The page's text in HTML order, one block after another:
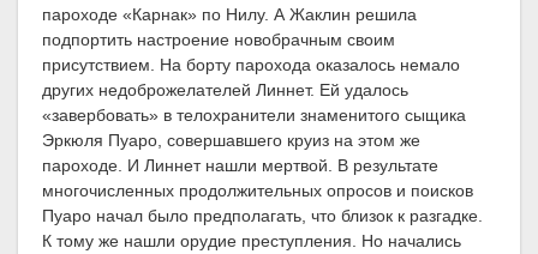
пароходе «Карнак» по Нилу. А Жаклин решила
подпортить настроение новобрачным своим
присутствием. На борту парохода оказалось немало
других недоброжелателей Линнет. Ей удалось
«завербовать» в телохранители знаменитого сыщика
Эркюля Пуаро, совершавшего круиз на этом же
пароходе. И Линнет нашли мертвой. В результате
многочисленных продолжительных опросов и поисков
Пуаро начал было предполагать, что близок к разгадке.
К тому же нашли орудие преступления. Но начались